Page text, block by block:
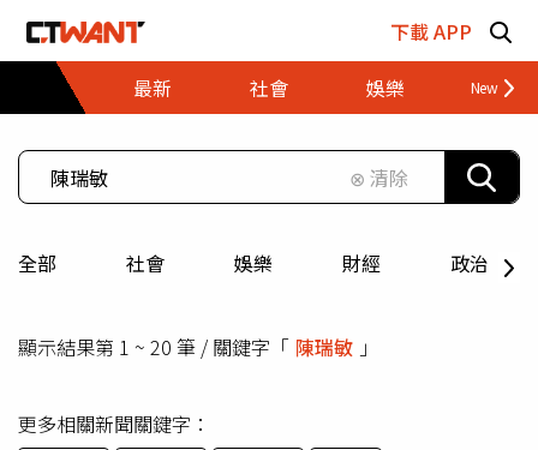
下載 APP
最新
社會 娛樂 財經
⊗ 清除
全部 社會 娛樂 財經 政治
顯示結果第 1 ~ 20 筆 / 關鍵字「 陳瑞敏 」
更多相關新聞關鍵字：